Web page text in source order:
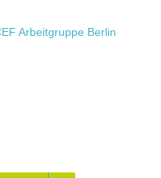
Arbeitgruppe Berlin